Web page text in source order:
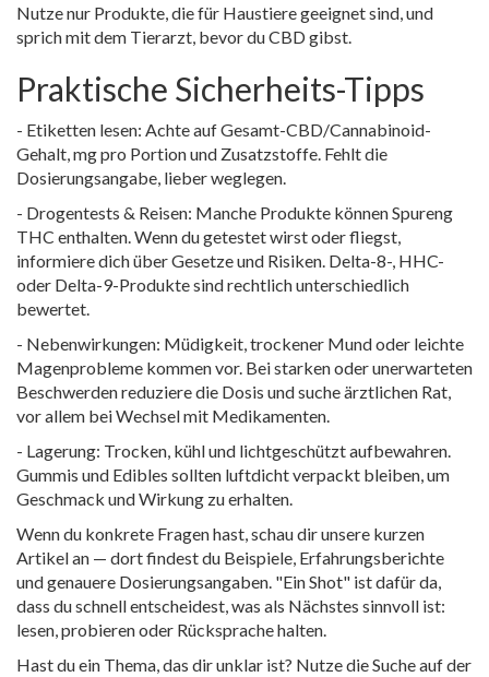
Nutze nur Produkte, die für Haustiere geeignet sind, und
sprich mit dem Tierarzt, bevor du CBD gibst.
Praktische Sicherheits-Tipps
- Etiketten lesen: Achte auf Gesamt-CBD/Cannabinoid-
Gehalt, mg pro Portion und Zusatzstoffe. Fehlt die
Dosierungsangabe, lieber weglegen.
- Drogentests & Reisen: Manche Produkte können Spureng
THC enthalten. Wenn du getestet wirst oder fliegst,
informiere dich über Gesetze und Risiken. Delta-8-, HHC-
oder Delta-9-Produkte sind rechtlich unterschiedlich
bewertet.
- Nebenwirkungen: Müdigkeit, trockener Mund oder leichte
Magenprobleme kommen vor. Bei starken oder unerwarteten
Beschwerden reduziere die Dosis und suche ärztlichen Rat,
vor allem bei Wechsel mit Medikamenten.
- Lagerung: Trocken, kühl und lichtgeschützt aufbewahren.
Gummis und Edibles sollten luftdicht verpackt bleiben, um
Geschmack und Wirkung zu erhalten.
Wenn du konkrete Fragen hast, schau dir unsere kurzen
Artikel an — dort findest du Beispiele, Erfahrungsberichte
und genauere Dosierungsangaben. "Ein Shot" ist dafür da,
dass du schnell entscheidest, was als Nächstes sinnvoll ist:
lesen, probieren oder Rücksprache halten.
Hast du ein Thema, das dir unklar ist? Nutze die Suche auf der